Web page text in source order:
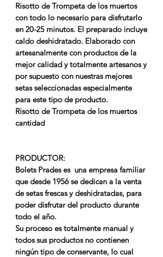
Risotto de Trompeta de los muertos
con todo lo necesario para disfrutarlo
en 20-25 minutos. El preparado incluye
caldo deshidratado. Elaborado con
artesanalmente con productos de la
mejor calidad y totalmente artesanos y
por supuesto con nuestras mejores
setas seleccionadas especialmente
para este tipo de producto.
Risotto de Trompeta de los muertos
cantidad
PRODUCTOR:
Bolets Prades es una empresa familiar
que desde 1956 se dedican a la venta
de setas frescas y deshidratadas, para
poder disfrutar del producto durante
todo el año.
Su proceso es totalmente manual y
todos sus productos no contienen
ningún tipo de conservante, lo cual